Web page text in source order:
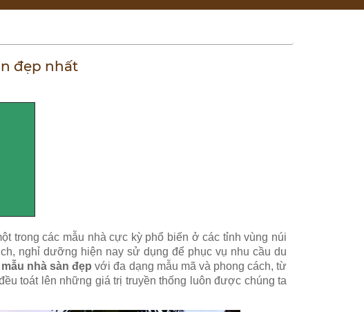
đẹp nhất
trong các mẫu nhà cực kỳ phổ biến ở các tỉnh vùng núi
nghỉ dưỡng hiện nay sử dụng để phục vụ nhu cầu du
mẫu nhà sàn đẹp với đa dạng mẫu mã và phong cách, từ
toát lên những giá trị truyền thống luôn được chúng ta